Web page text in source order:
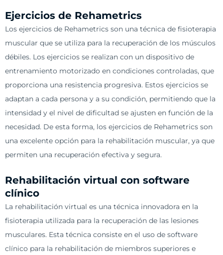
Ejercicios de Rehametrics
Los ejercicios de Rehametrics son una técnica de fisioterapia
muscular que se utiliza para la recuperación de los músculos
débiles. Los ejercicios se realizan con un dispositivo de
entrenamiento motorizado en condiciones controladas, que
proporciona una resistencia progresiva. Estos ejercicios se
adaptan a cada persona y a su condición, permitiendo que la
intensidad y el nivel de dificultad se ajusten en función de la
necesidad. De esta forma, los ejercicios de Rehametrics son
una excelente opción para la rehabilitación muscular, ya que
permiten una recuperación efectiva y segura.
Rehabilitación virtual con software
clínico
La rehabilitación virtual es una técnica innovadora en la
fisioterapia utilizada para la recuperación de las lesiones
musculares. Esta técnica consiste en el uso de software
clínico para la rehabilitación de miembros superiores e